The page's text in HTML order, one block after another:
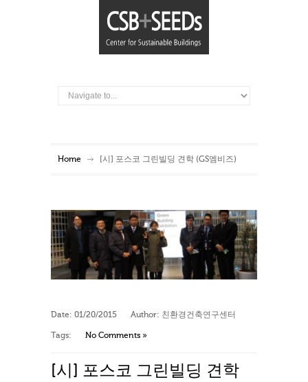
Home [시] 포스코 그린빌딩 견학 (GS엠비즈)
Date: 01/20/2015 Author: 친환경건축연구센터
Tags: No Comments »
[시] 포스코 그린빌딩 견학